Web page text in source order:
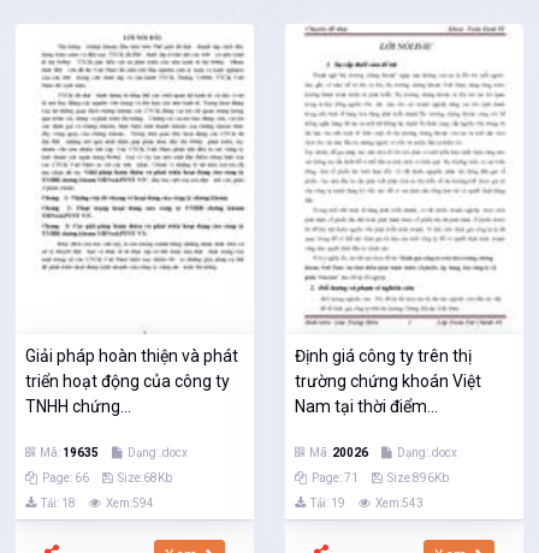
Giải pháp hoàn thiện và phát
triển hoạt động của công ty
TNHH chứng...
Mã: 19635
Dạng:.docx
Page: 66
Size:68Kb
Tải: 18
Xem:594
Định giá công ty trên thị
trường chứng khoán Việt
Nam tại thời điểm...
Mã: 20026
Dạng:.docx
Page: 71
Size:896Kb
Tải: 19
Xem:543